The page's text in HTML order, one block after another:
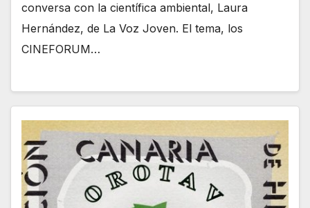
conversa con la científica ambiental, Laura
Hernández, de La Voz Joven. El tema, los
CINEFORUM…